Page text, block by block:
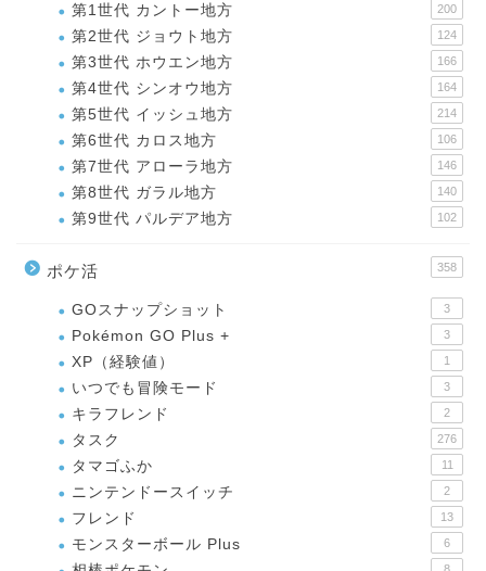
第1世代 カントー地方 200
第2世代 ジョウト地方 124
第3世代 ホウエン地方 166
第4世代 シンオウ地方 164
第5世代 イッシュ地方 214
第6世代 カロス地方 106
第7世代 アローラ地方 146
第8世代 ガラル地方 140
第9世代 パルデア地方 102
ポケ活 358
GOスナップショット 3
Pokémon GO Plus + 3
XP（経験値） 1
いつでも冒険モード 3
キラフレンド 2
タスク 276
タマゴふか 11
ニンテンドースイッチ 2
フレンド 13
モンスターボール Plus 6
8